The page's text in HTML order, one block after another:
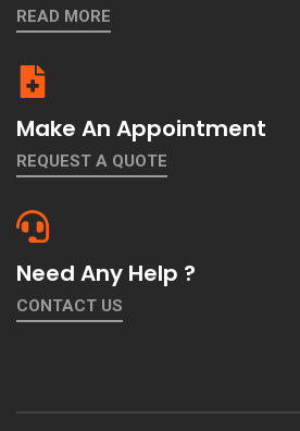
READ MORE
Make An Appointment
REQUEST A QUOTE
Need Any Help ?
CONTACT US